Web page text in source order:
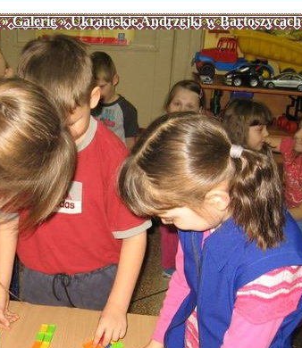
Galerie» Ukraińskie Andrzejki w Bartoszycach